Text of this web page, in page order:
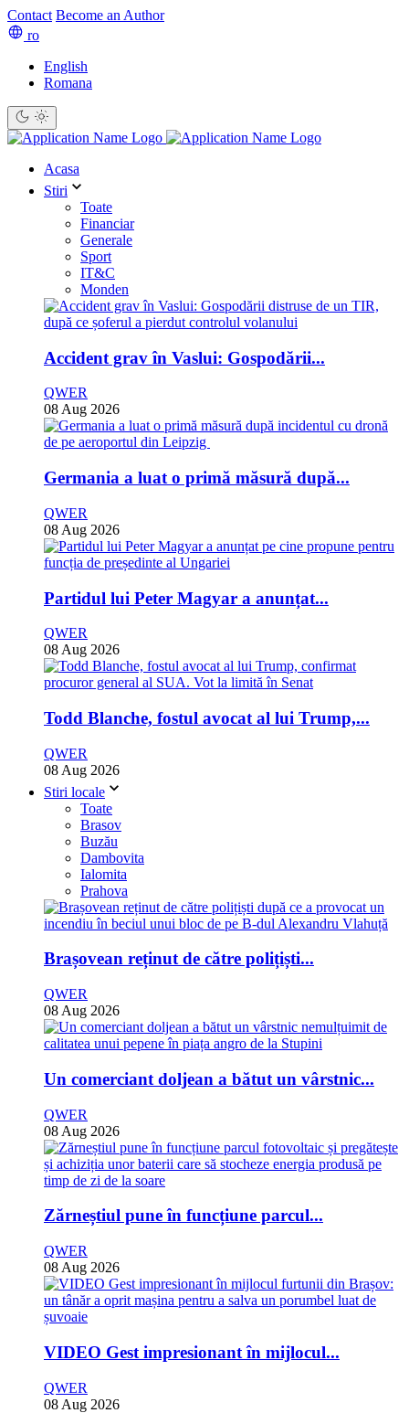
Contact Become an Author
ro
English
Romana
Acasa
Stiri
Toate
Financiar
Generale
Sport
IT&C
Monden
Accident grav în Vaslui: Gospodării...
QWER
08 Aug 2026
Germania a luat o primă măsură după...
QWER
08 Aug 2026
Partidul lui Peter Magyar a anunțat...
QWER
08 Aug 2026
Todd Blanche, fostul avocat al lui Trump,...
QWER
08 Aug 2026
Stiri locale
Toate
Brasov
Buzău
Dambovita
Ialomita
Prahova
Brașovean reținut de către polițiști...
QWER
08 Aug 2026
Un comerciant doljean a bătut un vârstnic...
QWER
08 Aug 2026
Zărneștiul pune în funcțiune parcul...
QWER
08 Aug 2026
VIDEO Gest impresionant în mijlocul...
QWER
08 Aug 2026